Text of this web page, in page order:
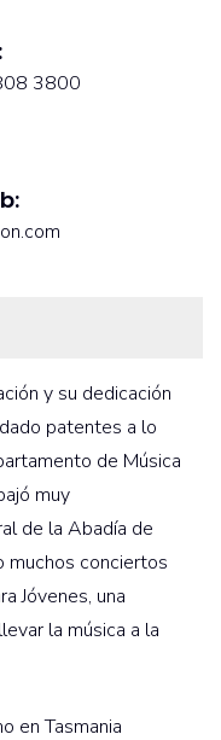
3800
y su dedicación
patentes a lo
de Música
muy
de la Abadía de
conciertos
Jóvenes, una
la música a la
en Tasmania